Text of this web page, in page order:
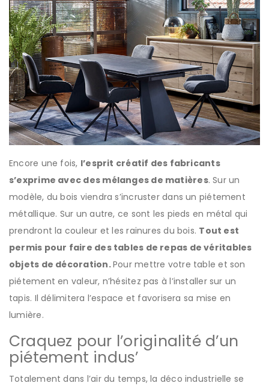
Encore une fois, l’esprit créatif des fabricants
s’exprime avec des mélanges de matières. Sur un
modèle, du bois viendra s’incruster dans un piétement
métallique. Sur un autre, ce sont les pieds en métal qui
prendront la couleur et les rainures du bois. Tout est
permis pour faire des tables de repas de véritables
objets de décoration.Pour mettre votre table et son
piétement en valeur, n’hésitez pas à l’installer sur un
tapis. Il délimitera l’espace et favorisera sa mise en
lumière.
Craquez pour l’originalité d’un
piétement indus’
Totalement dans l’air du temps, la déco industrielle se